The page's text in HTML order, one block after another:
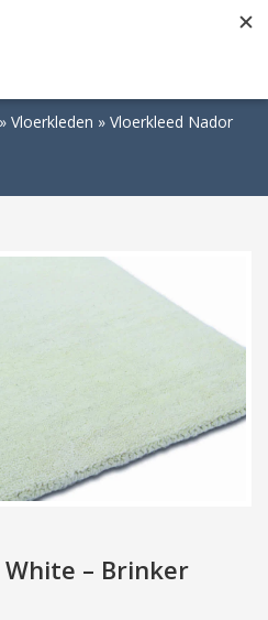
Vloerkleden
Vloerkleed Nador
– Brinker